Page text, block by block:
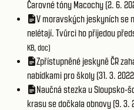
Čarovné tóny Macochy (2. 6.
V moravských jeskyních se
nelétají. Tvůrci ho přijedou
KB, doc)
Zpřístupněné jeskyně ČR
nabídkami pro školy (31. 3.
Naučná stezka u Sloupsko-
krasu se dočkala obnovy (9. 3.